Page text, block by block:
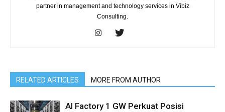
partner in management and technology services in Vibiz
Consulting.
RELATED ARTICLES MORE FROM AUTHOR
AI Factory 1 GW Perkuat Posisi